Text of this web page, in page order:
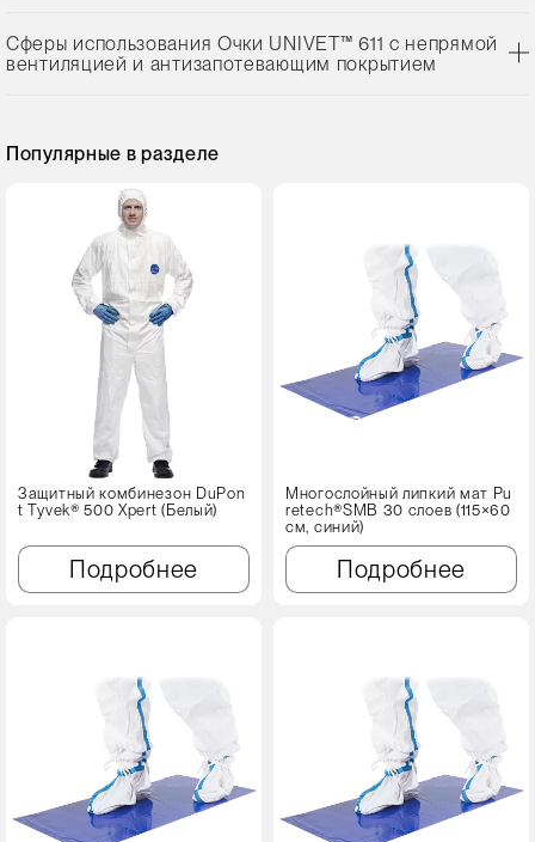
Сферы использования Очки UNIVET™ 611 с непрямой
вентиляцией и антизапотевающим покрытием
Популярные в разделе
Защитный комбинезон DuPon
t Tyvek® 500 Xpert (Белый)
Подробнее
Многослойный липкий мат Pu
retech®SMB 30 слоев (115×60
см, синий)
Подробнее